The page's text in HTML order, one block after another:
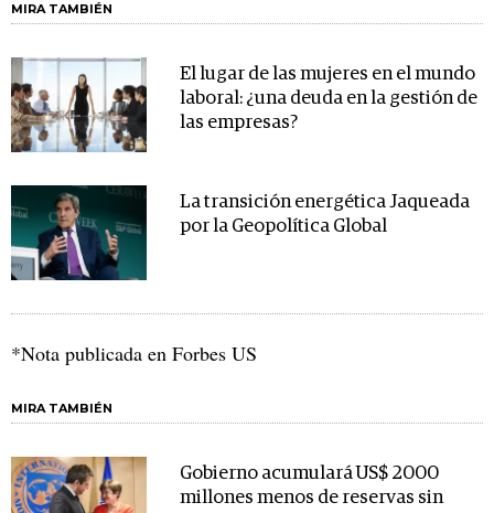
MIRA TAMBIÉN
El lugar de las mujeres en el mundo
laboral: ¿una deuda en la gestión de
las empresas?
La transición energética Jaqueada
por la Geopolítica Global
*Nota publicada en Forbes US
MIRA TAMBIÉN
Gobierno acumulará US$ 2000
millones menos de reservas sin